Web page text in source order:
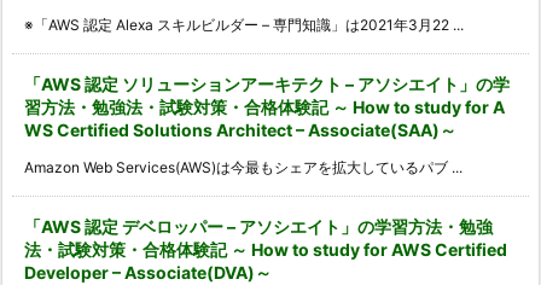
※「AWS 認定 Alexa スキルビルダー – 専門知識」は2021年3月22 ...
「AWS 認定 ソリューションアーキテクト – アソシエイト」の学
習方法・勉強法・試験対策・合格体験記 ～ How to study for A
WS Certified Solutions Architect – Associate(SAA)～
Amazon Web Services(AWS)は今最もシェアを拡大しているパブ ...
「AWS 認定 デベロッパー – アソシエイト」の学習方法・勉強
法・試験対策・合格体験記 ～ How to study for AWS Certified
Developer – Associate(DVA)～